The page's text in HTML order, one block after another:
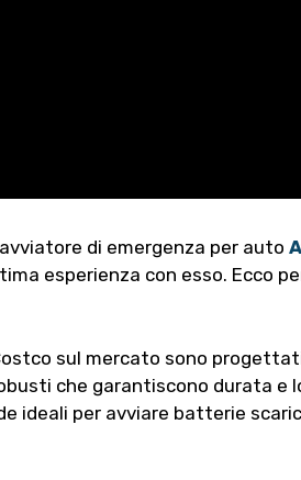
di emergenza per auto
esperienza con esso. Ecco
sul mercato sono
che garantiscono durata e
ideali per avviare batterie